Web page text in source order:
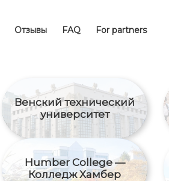
Отзывы FAQ For partners
Венский технический
университет
Humber College —
Колледж Хамбер